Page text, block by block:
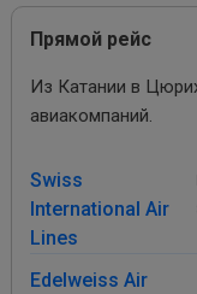
Прямой рейс
Из Катании в
авиакомпаний.
Swiss
International Air
Lines
Edelweiss Air